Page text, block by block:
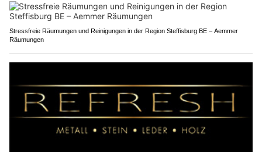
Stressfreie Räumungen und Reinigungen in der Region Steffisburg BE – Aemmer
Räumungen